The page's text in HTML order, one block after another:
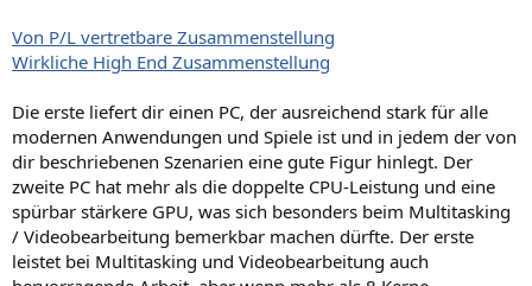
Von P/L vertretbare Zusammenstellung
Wirkliche High End Zusammenstellung
Die erste liefert dir einen PC, der ausreichend stark für alle
modernen Anwendungen und Spiele ist und in jedem der von
dir beschriebenen Szenarien eine gute Figur hinlegt. Der
zweite PC hat mehr als die doppelte CPU-Leistung und eine
spürbar stärkere GPU, was sich besonders beim Multitasking
/ Videobearbeitung bemerkbar machen dürfte. Der erste
leistet bei Multitasking und Videobearbeitung auch